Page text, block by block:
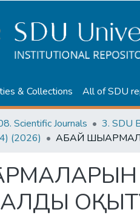
& Collections All of SDU
Scientific Journals
3. SDU
(2026)